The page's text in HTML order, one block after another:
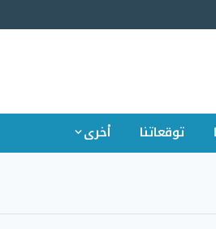
توقعاتنا أخرى